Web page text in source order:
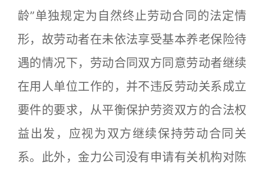
龄”单独规定为自然终止劳动合同的法定情
形，故劳动者在未依法享受基本养老保险待
遇的情况下，劳动合同双方同意劳动者继续
在用人单位工作的，并不违反劳动关系成立
要件的要求，从平衡保护劳资双方的合法权
益出发，应视为双方继续保持劳动合同关
系。此外，金力公司没有申请有关机构对陈